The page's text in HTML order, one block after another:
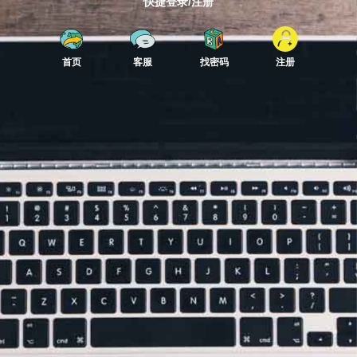
首页 客服 找密码 注册